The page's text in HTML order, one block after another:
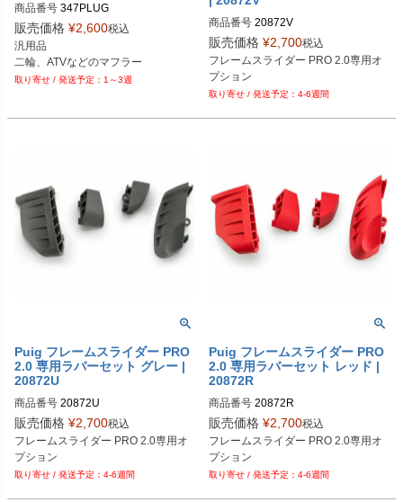
商品番号 347PLUG
販売価格 ¥2,600税込
汎用品
二輪、ATVなどのマフラー
1～3週
商品番号 20872V
販売価格 ¥2,700税込
フレームスライダー PRO 2.0専用オ
プション
4-6週間
Puig フレームスライダー PRO
2.0 専用ラバーセット グレー |
20872U
商品番号 20872U
販売価格 ¥2,700税込
フレームスライダー PRO 2.0専用オ
プション
4-6週間
Puig フレームスライダー PRO
2.0 専用ラバーセット レッド |
20872R
商品番号 20872R
販売価格 ¥2,700税込
フレームスライダー PRO 2.0専用オ
プション
4-6週間